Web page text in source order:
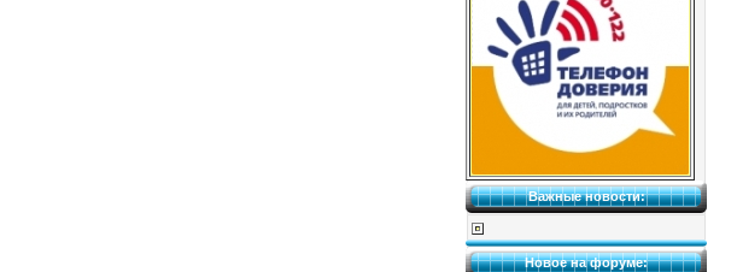
Важные новости:
Новое на форуме: